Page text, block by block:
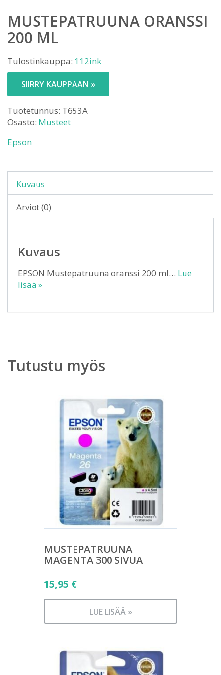
MUSTEPATRUUNA ORANSSI
200 ML
Tulostinkauppa: 112ink
SIIRRY KAUPPAAN »
Tuotetunnus: T653A
Osasto: Musteet
Epson
Kuvaus
Arviot (0)
Kuvaus
EPSON Mustepatruuna oranssi 200 ml… Lue
lisää »
Tutustu myös
MUSTEPATRUUNA
MAGENTA 300 SIVUA
15,95 €
LUE LISÄÄ »